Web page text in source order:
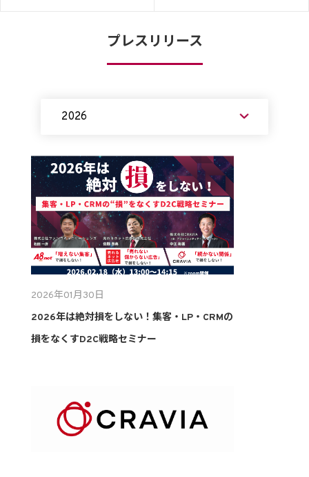
プレスリリース
2026年01月30日
2026年は絶対損をしない！集客・LP・CRMの
損をなくすD2C戦略セミナー